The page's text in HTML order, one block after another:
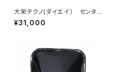
大栄テクノ(ダイエイ） センタ
ーパイプ 'MMT-6497CP キッ
クス H59A 個人宅NG
¥31,000